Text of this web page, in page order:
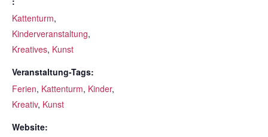
Kattenturm,
Kinderveranstaltung,
Kreatives, Kunst
Veranstaltung-Tags:
Ferien, Kattenturm, Kinder,
Kreativ, Kunst
Website: